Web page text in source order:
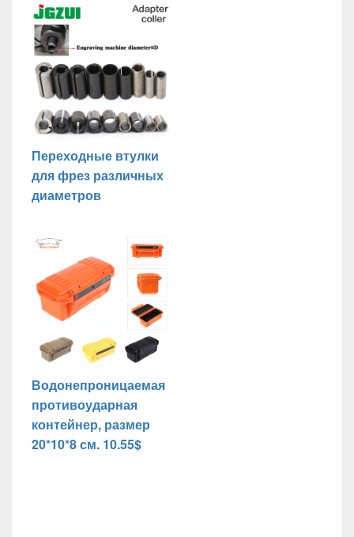
Переходные втулки
для фрез различных
диаметров
Водонепроницаемая
противоударная
контейнер, размер
20*10*8 см. 10.55$